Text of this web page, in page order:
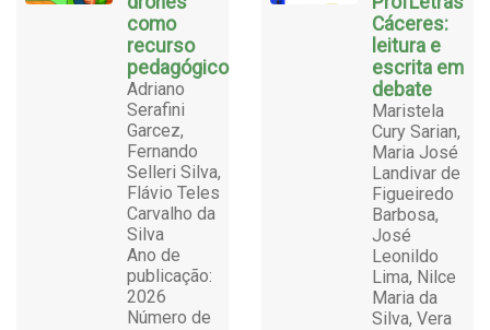
como
recurso
pedagógico
Adriano
Serafini
Garcez,
Fernando
Selleri Silva,
Flávio Teles
Carvalho da
Silva
Ano de
publicação:
2026
Número de
Cáceres:
leitura e
escrita em
debate
Maristela
Cury Sarian,
Maria José
Landivar de
Figueiredo
Barbosa,
José
Leonildo
Lima, Nilce
Maria da
Silva, Vera